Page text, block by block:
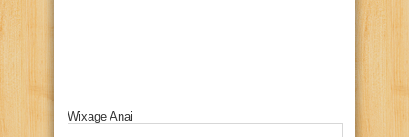
Wixage Anai